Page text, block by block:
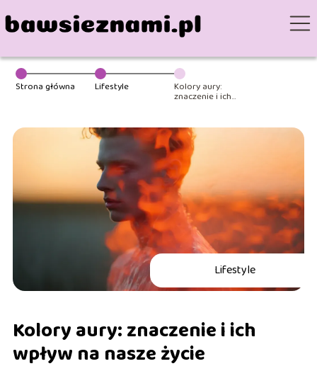
Strona główna Lifestyle Kolory aury:
znaczenie i ich
Lifestyle
Kolory aury: znaczenie i ich
wpływ na nasze życie